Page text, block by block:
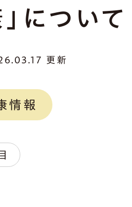
について
更新
情報